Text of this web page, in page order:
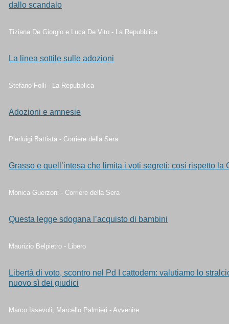
dallo scandalo
Tiziana De Giorgio e Luca De Vito - La Repubblica
La linea sottile sulle adozioni
Stefano Folli - La Repubblica
Adozioni e amnesie
Pierluigi Battista - Corriere della Sera
Grasso e quell’intesa che limita i voti segreti: così rispetto la
Monica Guerzoni - Corriere della Sera
Questa legge sdogana l’acquisto di bambini
Maurizio Belpietro - Libero
Libertà di voto, scontro nel Pd I cattodem: valutiamo lo
nuovo sì dei giudici
Marco Iasevoli, Marcello Palmieri - Avvenire